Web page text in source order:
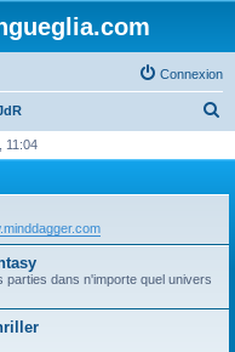
Connexion
h
h
11:04
dans n'importe quel univers